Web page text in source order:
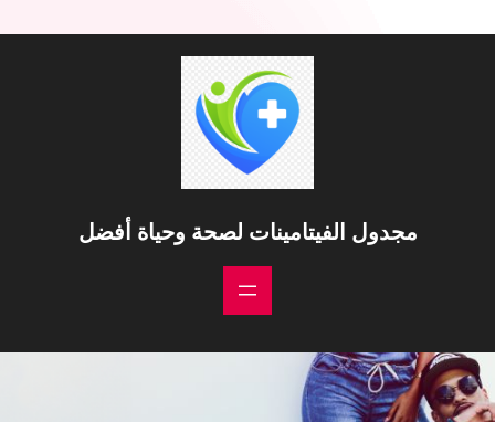
مجدول الفيتامينات لصحة وحياة أفضل